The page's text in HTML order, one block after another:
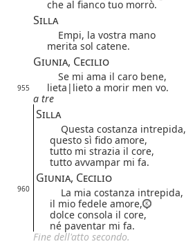
che al fianco tuo morrò.
Silla
Empi, la vostra mano
merita sol catene.
Giunia, Cecilio
Se mi ama il caro bene,
955 lieta| lieto a morir men vo.
a tre
Silla
Questa costanza intrepida,
questo sì fido amore,
tutto mi strazia il core,
tutto avvampar mi fa.
Giunia, Cecilio
960
La mia costanza intrepida,
il mio fedele amore,
dolce consola il core,
né paventar mi fa.
Fine dell'atto secondo.